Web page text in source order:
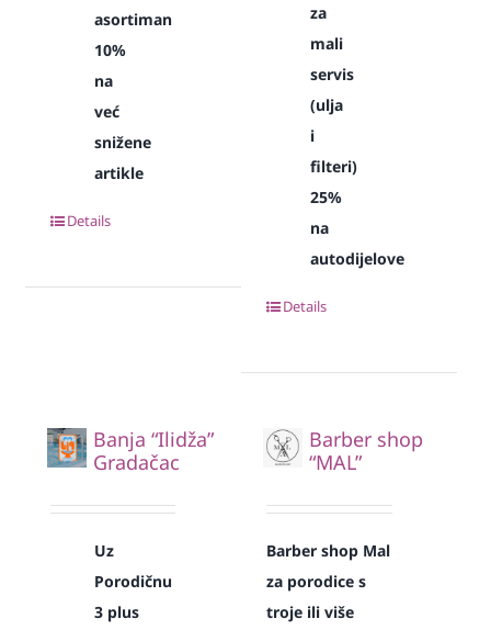
asortiman
10%
na
već
snižene
artikle
Details
za
mali
servis
(ulja
i
filteri)
25%
na
autodijelove
Details
Banja “Ilidža”
Gradačac
Uz
Porodičnu
3 plus
Barber shop
“MAL”
Barber shop Mal
za porodice s
troje ili više